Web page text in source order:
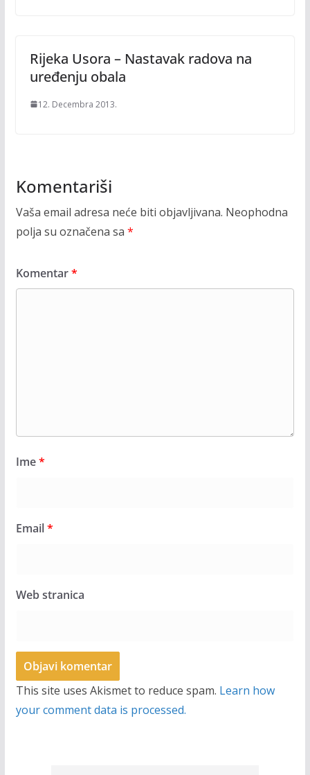
Rijeka Usora – Nastavak radova na
uređenju obala
12. Decembra 2013.
Komentariši
Vaša email adresa neće biti objavljivana. Neophodna
polja su označena sa *
Komentar*
Ime*
Email*
Web stranica
This site uses Akismet to reduce spam. Learn how
your comment data is processed.